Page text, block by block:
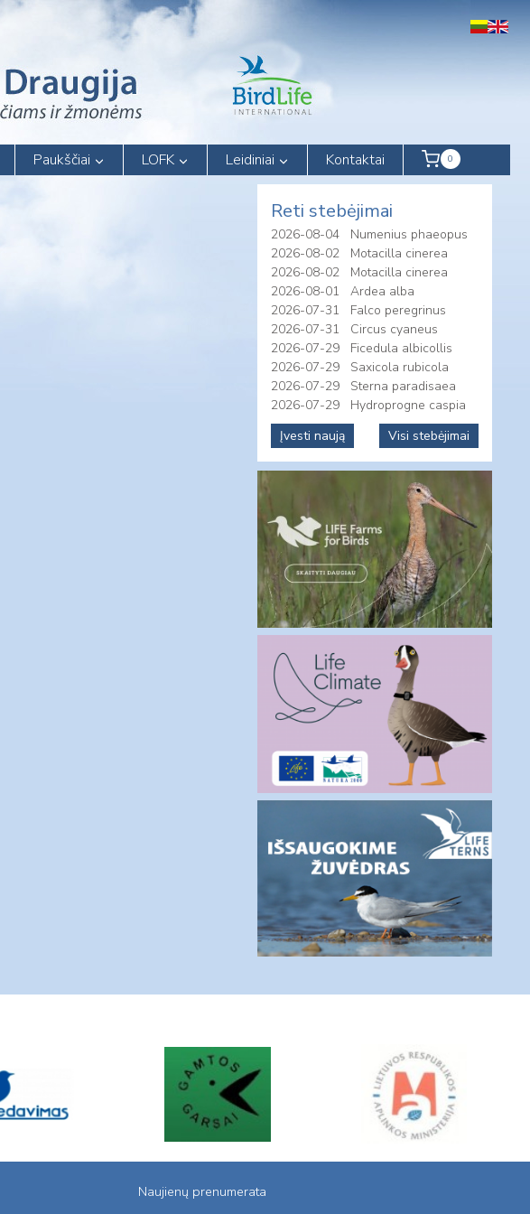
Paukščiai LOFK Leidiniai Kontaktai 0
Reti stebėjimai
2026-08-04
Numenius phaeopus
2026-08-02
Motacilla cinerea
2026-08-02
Motacilla cinerea
2026-08-01
Ardea alba
2026-07-31
Falco peregrinus
2026-07-31
Circus cyaneus
2026-07-29
Ficedula albicollis
2026-07-29
Saxicola rubicola
2026-07-29
Sterna paradisaea
2026-07-29
Hydroprogne caspia
Įvesti naują
Visi stebėjimai
Naujienų prenumerata